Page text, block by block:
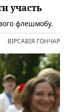
участь
флешмобу.
ВІРСАВІЯ ГОНЧАР